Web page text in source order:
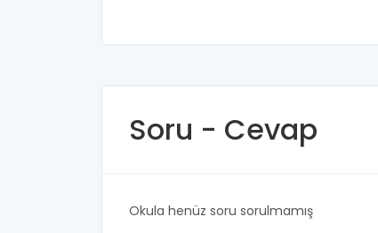
Soru - Cevap
Okula henüz soru sorulmamış